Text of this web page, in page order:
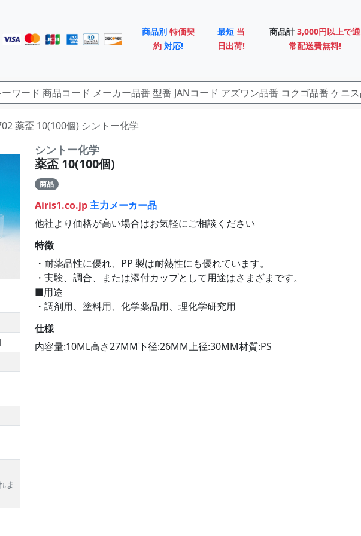
商品別 特価契
約 対応!
最短 当
日出荷!
商品計 3,000円以上で通
常配送費無料!
薬盃 10(100個) シントー化学
ま
シントー化学
薬盃 10(100個)
商品
Airis1.co.jp主力メーカー品
他社より価格が高い場合はお気軽にご相談ください
特徴
・耐薬品性に優れ、PP 製は耐熱性にも優れています。
・実験、調合、または添付カップとして用途はさまざまです。
■用途
・調剤用、塗料用、化学薬品用、理化学研究用
仕様
内容量:10ML高さ27MM下径:26MM上径:30MM材質:PS